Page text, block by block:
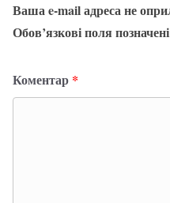
Ваша e-mail адреса не
Обов’язкові поля позначені
Коментар *